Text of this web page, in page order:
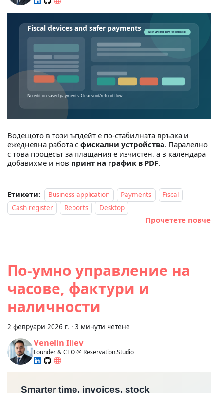
Водещото в този ъпдейт е по-стабилната връзка и
ежедневна работа с фискални устройства. Паралелно
с това процесът за плащания е изчистен, а в календара
добавихме и нов принт на график в PDF.
Етикети: Business application Payments
Fiscal
Cash register
Reports Desktop
Прочетете повче
По-умно управление на
часове, фактури и
наличности
2 февруари 2026 г. · 3 минути четене
Venelin Iliev
Founder & CTO @ Reservation.Studio